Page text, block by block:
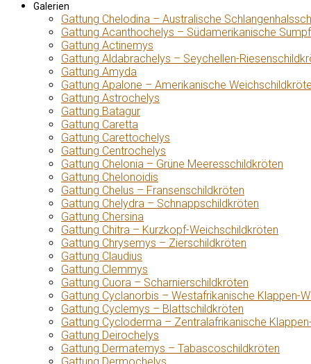
Galerien
Gattung Chelodina – Australische
Gattung Acanthochelys – Südamerikanische
Gattung Actinemys
Gattung Aldabrachelys – Seychellen-
Gattung Amyda
Gattung Apalone – Amerikanische
Gattung Astrochelys
Gattung Batagur
Gattung Caretta
Gattung Carettochelys
Gattung Centrochelys
Gattung Chelonia – Grüne Meeresschildkröten
Gattung Chelonoidis
Gattung Chelus – Fransenschildkröten
Gattung Chelydra – Schnappschildkröten
Gattung Chersina
Gattung Chitra – Kurzkopf-Weichschildkröten
Gattung Chrysemys – Zierschildkröten
Gattung Claudius
Gattung Clemmys
Gattung Cuora – Scharnierschildkröten
Gattung Cyclanorbis – Westafrikanische Klappen-
Gattung Cyclemys – Blattschildkröten
Gattung Cycloderma – Zentralafrikanische
Gattung Deirochelys
Gattung Dermatemys – Tabascoschildkröten